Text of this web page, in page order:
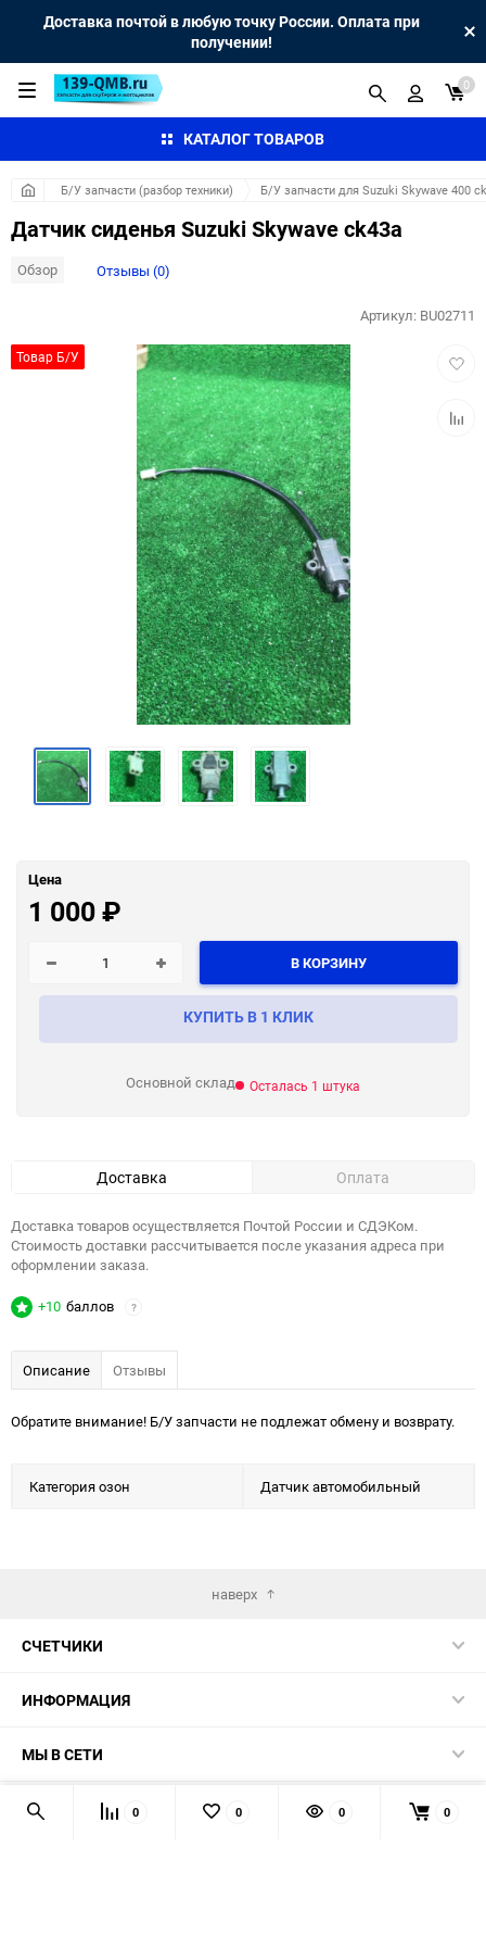
Доставка почтой в любую точку России. Оплата при
получении!
КАТАЛОГ ТОВАРОВ
0
Б/У запчасти (разбор техники) Б/У запчасти для Suzuki Skywave 400
Датчик сиденья Suzuki Skywave ck43a
Обзор Отзывы (0)
Товар Б/У
Артикул: BU02711
Цена
1 000₽
В КОРЗИНУ
КУПИТЬ В 1 КЛИК
Основной склад Осталась 1 штука
Доставка Оплата
Доставка товаров осуществляется Почтой России и СДЭКом.
Стоимость доставки рассчитывается после указания адреса при
оформлении заказа.
+10 баллов ?
Описание Отзывы
Обратите внимание! Б/У запчасти не подлежат обмену и возврату.
Категория озон Датчик автомобильный
наверх
СЧЕТЧИКИ
ИНФОРМАЦИЯ
МЫ В СЕТИ
КОНТАКТЫ 0 0 0 0